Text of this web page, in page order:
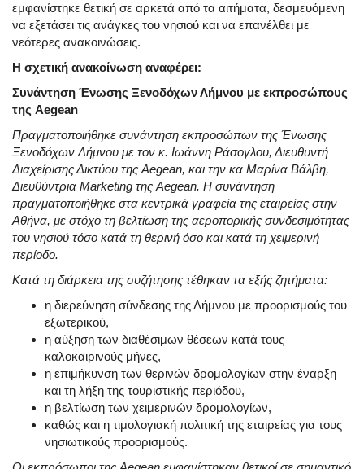
εμφανίστηκε θετική σε αρκετά από τα αιτήματα, δεσμευόμενη
να εξετάσει τις ανάγκες του νησιού και να επανέλθει με
νεότερες ανακοινώσεις.
Η σχετική ανακοίνωση αναφέρει:
Συνάντηση Ένωσης Ξενοδόχων Λήμνου με εκπροσώπους
της Aegean
Πραγματοποιήθηκε συνάντηση εκπροσώπων της Ένωσης
Ξενοδόχων Λήμνου με τον κ. Ιωάννη Ράσογλου, Διευθυντή
Διαχείρισης Δικτύου της Aegean, και την κα Μαρίνα Βάλβη,
Διευθύντρια Marketing της Aegean. Η συνάντηση
πραγματοποιήθηκε στα κεντρικά γραφεία της εταιρείας στην
Αθήνα, με στόχο τη βελτίωση της αεροπορικής συνδεσιμότητας
του νησιού τόσο κατά τη θερινή όσο και κατά τη χειμερινή
περίοδο.
Κατά τη διάρκεια της συζήτησης τέθηκαν τα εξής ζητήματα:
η διερεύνηση σύνδεσης της Λήμνου με προορισμούς του
εξωτερικού,
η αύξηση των διαθέσιμων θέσεων κατά τους
καλοκαιρινούς μήνες,
η επιμήκυνση των θερινών δρομολογίων στην έναρξη
και τη λήξη της τουριστικής περιόδου,
η βελτίωση των χειμερινών δρομολογίων,
καθώς και η τιμολογιακή πολιτική της εταιρείας για τους
νησιωτικούς προορισμούς.